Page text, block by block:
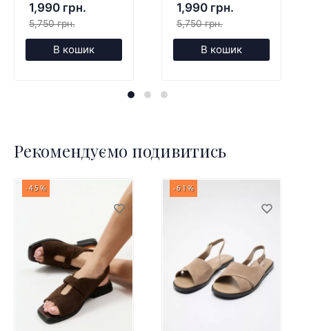
1,990 грн.
5,750 грн.
В кошик
1,990 грн.
5,750 грн.
В кошик
Рекомендуємо подивитись
-45% -61%